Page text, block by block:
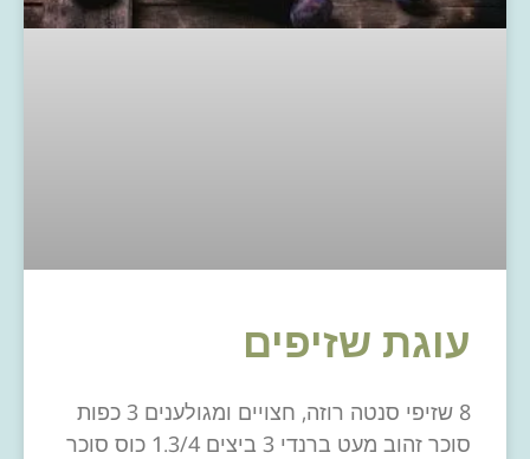
עוגת שזיפים
8 שזיפי סנטה רוזה, חצויים ומגולענים 3 כפות
סוכר זהוב מעט ברנדי 3 ביצים 1.3/4 כוס סוכר